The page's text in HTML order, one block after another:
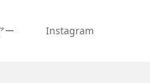
ー Instagram